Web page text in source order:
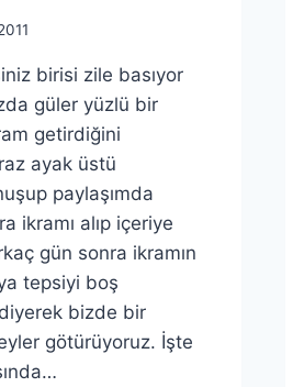
birisi zile basıyor
güler yüzlü bir
getirdiğini
ayak üstü
paylaşımda
ikramı alıp içeriye
gün sonra ikramın
tepsiyi boş
bizde bir
götürüyoruz. İşte